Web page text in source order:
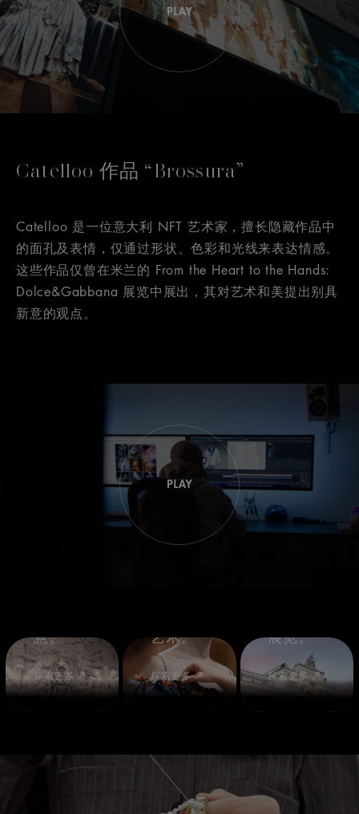
Catelloo 作品 “Brossura”
Catelloo 是一位意大利 NFT 艺术家，擅长隐藏作品中
的面孔及表情，仅通过形状、色彩和光线来表达情感。
这些作品仅曾在米兰的 From the Heart to the Hands:
Dolce&Gabbana 展览中展出，其对艺术和美提出别具
新意的观点。
意。
探索更多
来源
颂扬
Fatto A
人匠
艺术。
探索更多
Dal
Cuore
alle
展览。
探索更多